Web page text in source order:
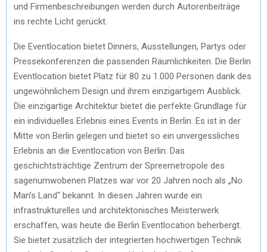
und Firmenbeschreibungen werden durch Autorenbeiträge
ins rechte Licht gerückt.
Die Eventlocation bietet Dinners, Ausstellungen, Partys oder
Pressekonferenzen die passenden Räumlichkeiten. Die Berlin
Eventlocation bietet Platz für 80 zu 1.000 Personen dank des
ungewöhnlichem Design und ihrem einzigartigem Ausblick.
Die einzigartige Architektur bietet die perfekte Grundlage für
ein individuelles Erlebnis eines Events in Berlin. Es ist in der
Mitte von Berlin gelegen und bietet so ein unvergessliches
Erlebnis an die Eventlocation von Berlin. Das
geschichtsträchtige Zentrum der Spreemetropole des
sagenumwobenen Platzes war vor 20 Jahren noch als „No
Man’s Land“ bekannt. In diesen Jahren wurde ein
infrastrukturelles und architektonisches Meisterwerk
erschaffen, was heute die Berlin Eventlocation beherbergt.
Sie bietet zusätzlich der integrierten hochwertigen Technik